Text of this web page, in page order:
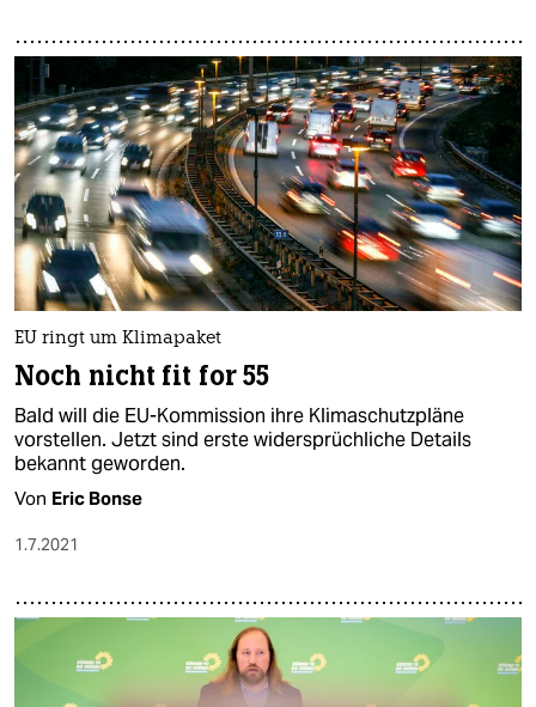
EU ringt um Klimapaket
Noch nicht fit for 55
Bald will die EU-Kommission ihre Klimaschutzpläne
vorstellen. Jetzt sind erste widersprüchliche Details
bekannt geworden.
Von Eric Bonse
1.7.2021